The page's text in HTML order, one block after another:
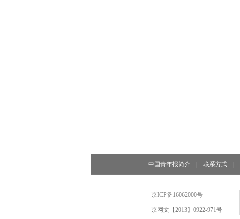
中国青年报简介 联系方式
京ICP备16062000号
京网文【2013】0922-971号